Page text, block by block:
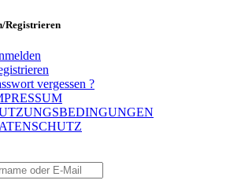
Registrieren
vergessen ?